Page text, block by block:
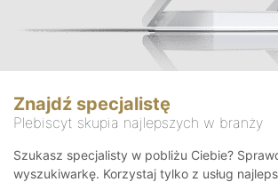
Znajdź specjalistę
Plebiscyt skupia najlepszych w branży
Szukasz specjalisty w pobliżu Ciebie?
wyszukiwarkę. Korzystaj tylko z usług